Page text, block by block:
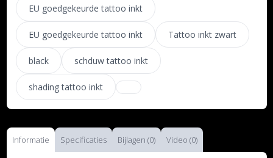
EU goedgekeurde tattoo inkt
EU goedgekeurde tattoo inkt Tattoo inkt zwart
black schduw tattoo inkt
shading tattoo inkt
Informatie Specificaties Bijlagen (0) Video (0)